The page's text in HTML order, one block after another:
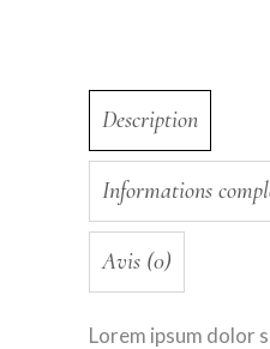
Description
Informations
Avis (0)
Lorem ipsum dolor